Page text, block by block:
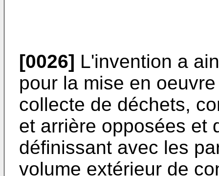
[0026] L'invention a
pour la mise en
collecte de déchets,
et arrière opposées et
définissant avec les
volume extérieur de